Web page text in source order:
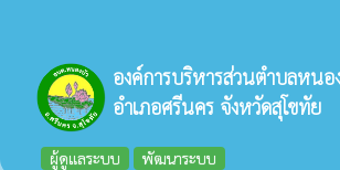
องค์การบริหารส่วนตำบลหนอ
อำเภอศรีนคร จังหวัดสุโขทัย
ผู้ดูแลระบบ พัฒนาระบบ